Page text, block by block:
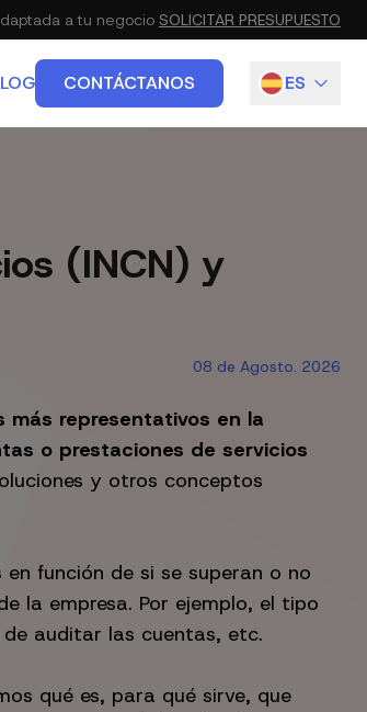
a tu negocio SOLICITAR PRESUPUESTO
CONTÁCTANOS ES
(INCN) y
08 de Agosto. 2026
representativos en la
o prestaciones de servicios
y otros conceptos
función de si se superan o no
la empresa. Por ejemplo, el tipo
de auditar las cuentas, etc.
qué es, para qué sirve, que